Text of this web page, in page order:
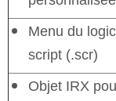
Menu du
script (.scr)
Objet IRX